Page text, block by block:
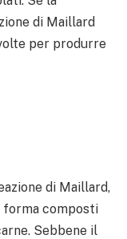
di Maillard
per produrre
di Maillard,
forma composti
Sebbene il